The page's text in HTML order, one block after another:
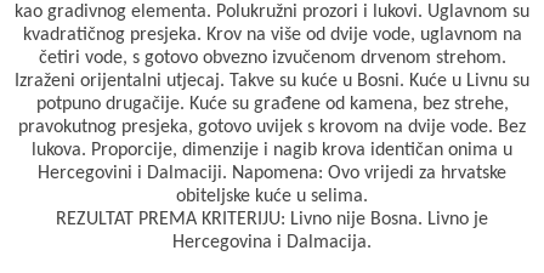
kao gradivnog elementa. Polukružni prozori i lukovi. Uglavnom su
kvadratičnog presjeka. Krov na više od dvije vode, uglavnom na
četiri vode, s gotovo obvezno izvučenom drvenom strehom.
Izraženi orijentalni utjecaj. Takve su kuće u Bosni. Kuće u Livnu su
potpuno drugačije. Kuće su građene od kamena, bez strehe,
pravokutnog presjeka, gotovo uvijek s krovom na dvije vode. Bez
lukova. Proporcije, dimenzije i nagib krova identičan onima u
Hercegovini i Dalmaciji. Napomena: Ovo vrijedi za hrvatske
obiteljske kuće u selima.
REZULTAT PREMA KRITERIJU: Livno nije Bosna. Livno je
Hercegovina i Dalmacija.